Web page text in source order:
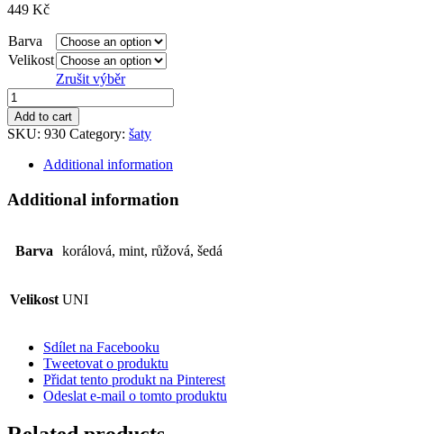
449 Kč
Barva
Velikost
Zrušit výběr
Šaty
quantity
Add to cart
SKU: 930 Category: šaty
Additional information
Additional information
Barva korálová, mint, růžová, šedá
Velikost UNI
Sdílet na Facebooku
Tweetovat o produktu
Přidat tento produkt na Pinterest
Odeslat e-mail o tomto produktu